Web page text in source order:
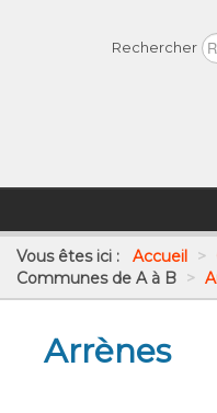
Rechercher
Vous êtes ici : Accueil >
Communes de A à B >
Arrènes